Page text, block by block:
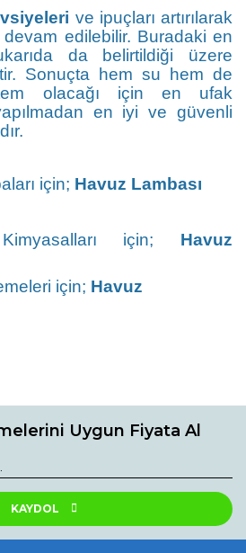
ve ipuçları artırılarak
edilebilir. Buradaki en
da belirtildiği üzere
Sonuçta hem su hem de
olacağı için en ufak
en iyi ve güvenli
için; Havuz Lambası
için; Havuz
için; Havuz
Uygun Fiyata Al
KAYDOL